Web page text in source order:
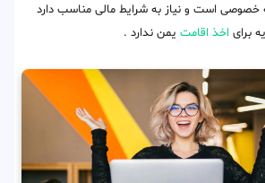
خصوصی است و نیاز به شرایط مالی مناسب دارد
برای اخذ اقامت یمن ندارد .